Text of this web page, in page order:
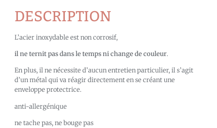
DESCRIPTION
L’acier inoxydable est non corrosif,
il ne ternit pas dans le temps ni change de couleur.
En plus, il ne nécessite d’aucun entretien particulier, il s’agit
d’un métal qui va réagir directement en se créant une
enveloppe protectrice.
anti-allergénique
ne tache pas, ne bouge pas